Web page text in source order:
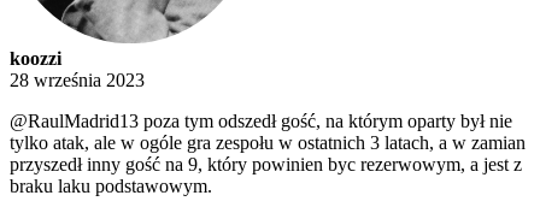
koozzi
28 września 2023
@RaulMadrid13 poza tym odszedł gość, na którym oparty był nie
tylko atak, ale w ogóle gra zespołu w ostatnich 3 latach, a w zamian
przyszedł inny gość na 9, który powinien byc rezerwowym, a jest z
braku laku podstawowym.